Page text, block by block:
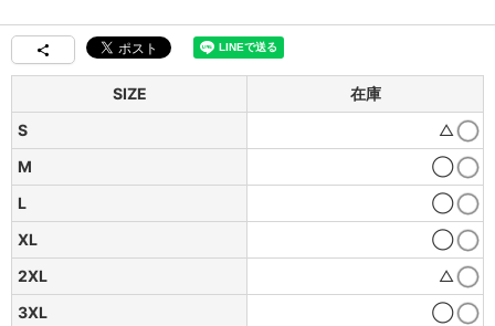
SIZE
在庫
S
△
M
◯
L
◯
XL
◯
2XL
△
3XL
◯